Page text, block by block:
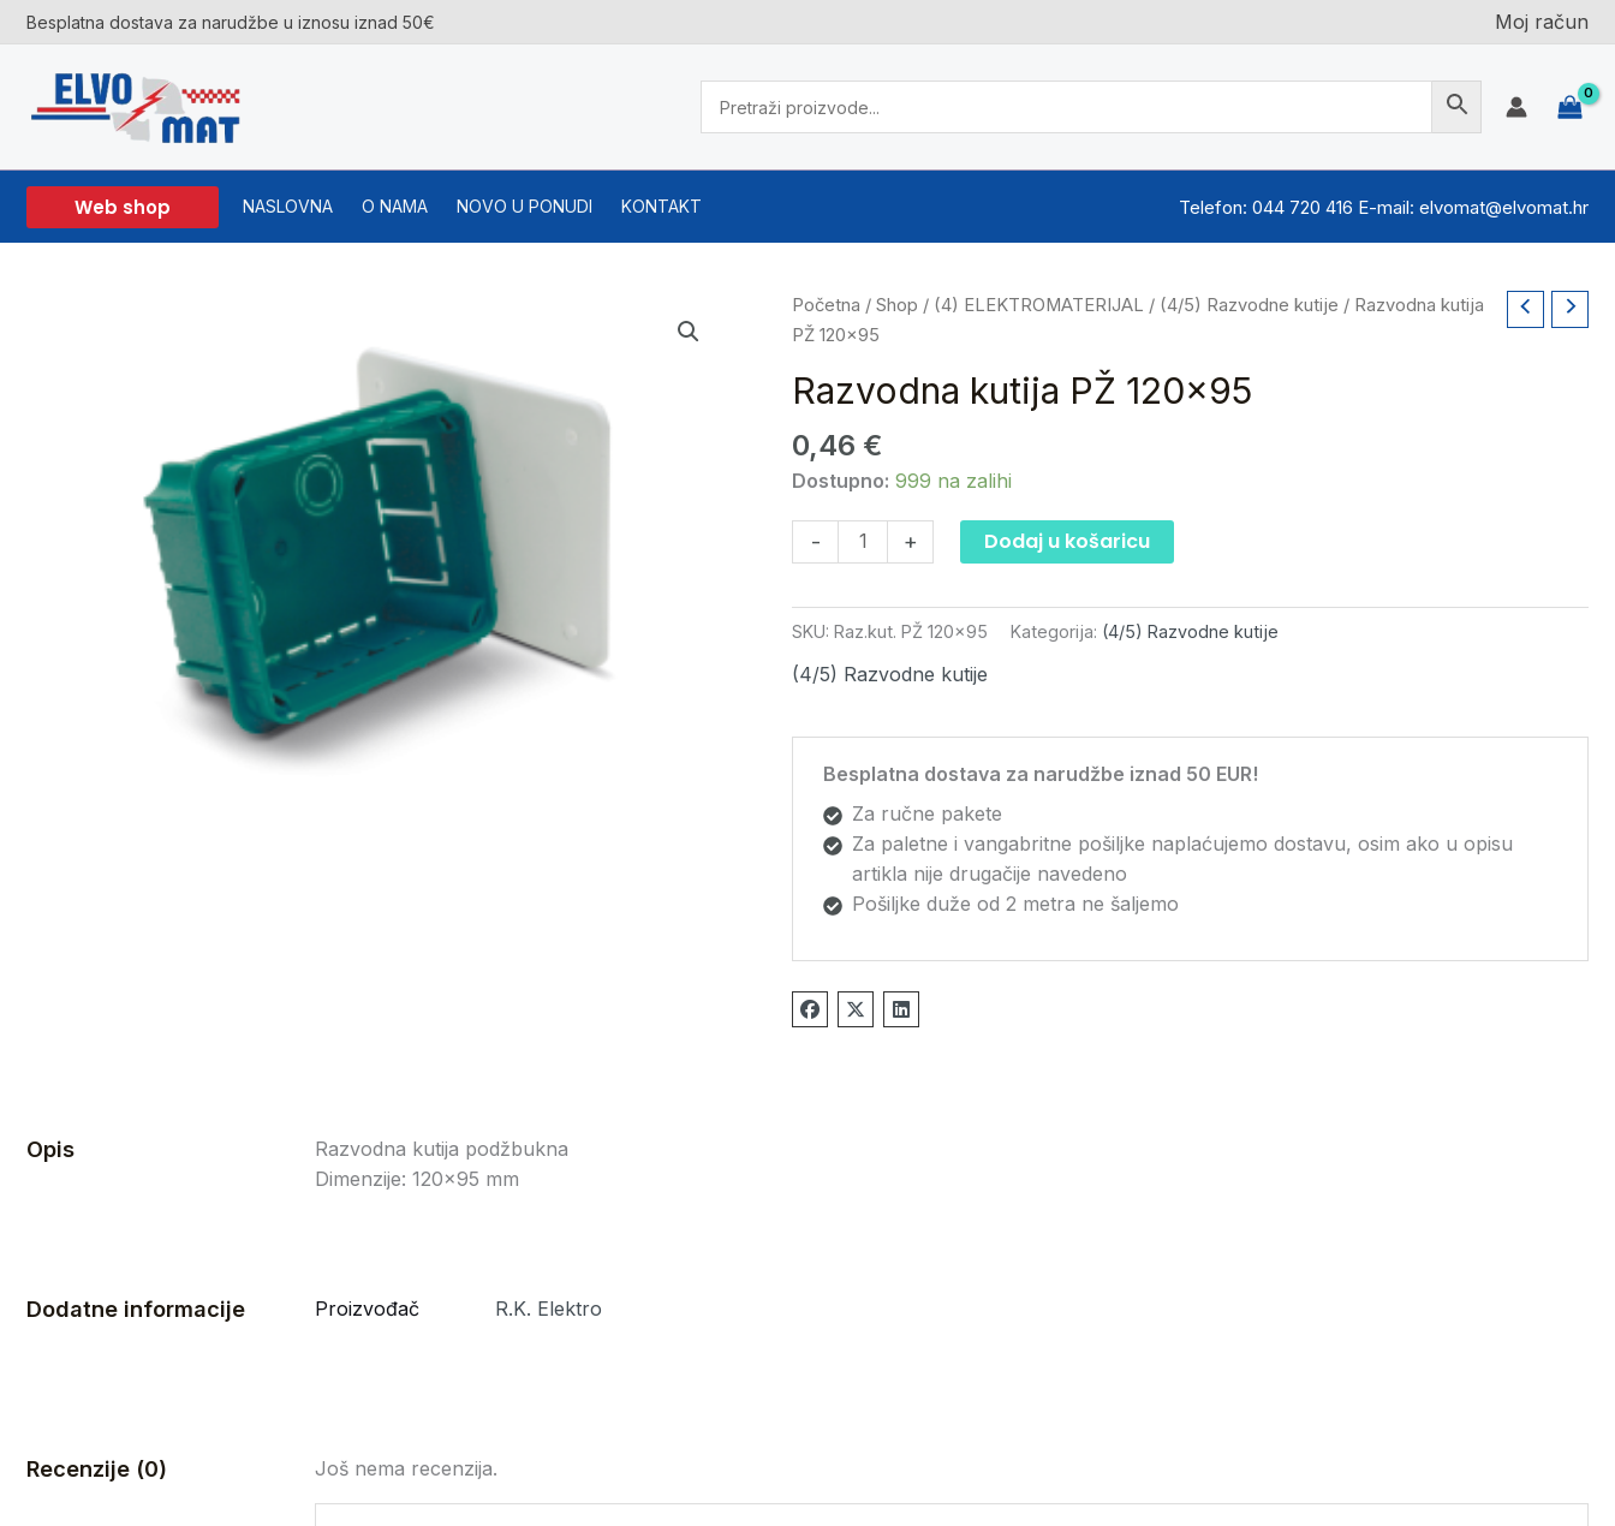
Skip
to
content
Besplatna dostava za narudžbe u iznosu iznad 50€ Moj račun
Web shop NASLOVNA O NAMA NOVO U PONUDI KONTAKT Telefon: 044 720 416 E-mail: elvomat@elvomat.hr
Početna / Shop / (4) ELEKTROMATERIJAL / (4/5) Razvodne kutije / Razvodna kutija
PŽ 120×95
Razvodna kutija PŽ 120×95
0,46 €
Dostupno: 999 na zalihi
-
Razvodna
kutija
120x95
+ Dodaj u košaricu
SKU: Raz.kut. PŽ 120x95 Kategorija: (4/5) Razvodne kutije
(4/5) Razvodne kutije
Besplatna dostava za narudžbe iznad 50 EUR!
Za ručne pakete
Za paletne i vangabritne pošiljke naplaćujemo dostavu, osim ako u opisu
artikla nije drugačije navedeno
Pošiljke duže od 2 metra ne šaljemo
Opis
Razvodna kutija podžbukna
Dimenzije: 120×95 mm
Dodatne informacije Proizvođač R.K. Elektro
Recenzije (0) Još nema recenzija.